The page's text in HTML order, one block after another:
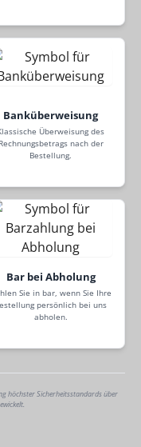
Banküberweisung
Überweisung des
Rechnungsbetrags nach der
Bestellung.
Bar bei Abholung
Sie in bar, wenn Sie Ihre
persönlich bei uns
abholen.
höchster Sicherheitsstandards über